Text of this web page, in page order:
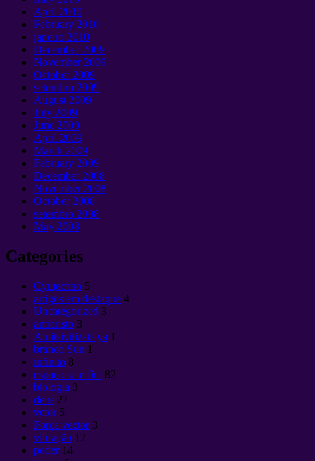
April 2010
February 2010
janeiro 2010
December2009
November2009
October2009
setembro 2009
August 2009
July 2009
June 2009
April 2009
March 2009
February 2009
December2008
November2008
October2008
setembro 2008
May 2008
Categories
Cущество 5
artigos em destaque 4
Uncategorized 3
anticristo 3
Antitsivilizatsiya 1
branco Sun 1
infinito 8
espaço sem fim 82
biologia 3
deus 27
vetor 5
Força vector 3
vibração 12
poder 14